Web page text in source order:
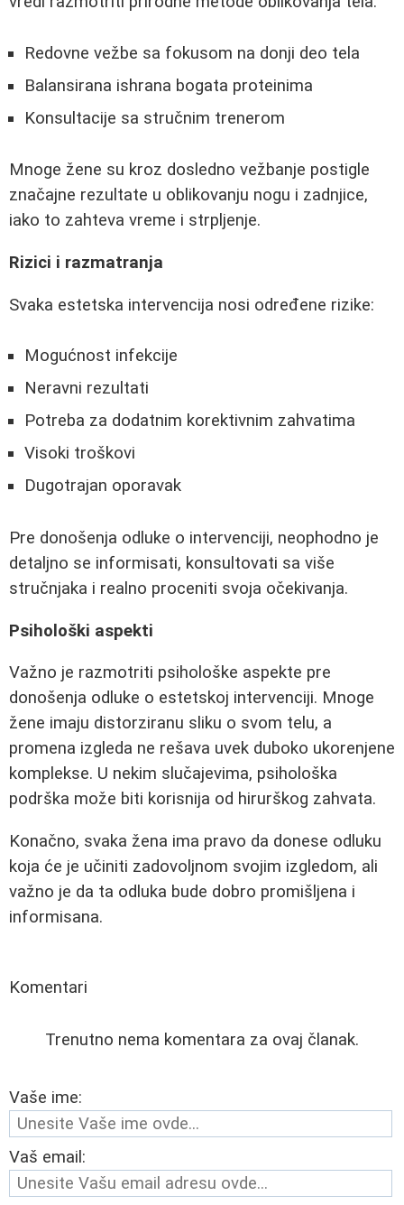
Redovne vežbe sa fokusom na donji deo tela
Balansirana ishrana bogata proteinima
Konsultacije sa stručnim trenerom
Mnoge žene su kroz dosledno vežbanje postigle
značajne rezultate u oblikovanju nogu i zadnjice,
iako to zahteva vreme i strpljenje.
Rizici i razmatranja
Svaka estetska intervencija nosi određene rizike:
Mogućnost infekcije
Neravni rezultati
Potreba za dodatnim korektivnim zahvatima
Visoki troškovi
Dugotrajan oporavak
Pre donošenja odluke o intervenciji, neophodno je
detaljno se informisati, konsultovati sa više
stručnjaka i realno proceniti svoja očekivanja.
Psihološki aspekti
Važno je razmotriti psihološke aspekte pre
donošenja odluke o estetskoj intervenciji. Mnoge
žene imaju distorziranu sliku o svom telu, a
promena izgleda ne rešava uvek duboko ukorenjene
komplekse. U nekim slučajevima, psihološka
podrška može biti korisnija od hirurškog zahvata.
Konačno, svaka žena ima pravo da donese odluku
koja će je učiniti zadovoljnom svojim izgledom, ali
važno je da ta odluka bude dobro promišljena i
informisana.
Komentari
Trenutno nema komentara za ovaj članak.
Vaše ime:
Vaš email: